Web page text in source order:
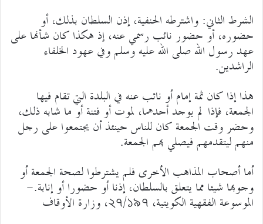
الشرط الثاني: واشترطه الحنفية، إذن السلطان بذلك، أو
حضوره، أو حضور نائب رسمي عنه، إذ هكذا كان شأنها على
عهد رسول الله صلى الله عليه وسلم وفي عهود الخلفاء
الراشدين.
هذا إذا كان ثمة إمام أو نائب عنه في البلدة التي تقام فيها
الجمعة، فإذا لم يوجد أحدهما، لموت أو فتنة أو ما شابه ذلك،
وحضر وقت الجمعة كان للناس حينئذ أن يجتمعوا على رجل
منهم ليتقدمهم فيصلي بهم الجمعة.
أما أصحاب المذاهب الأخرى فلم يشترطوا لصحة الجمعة أو
وجوبها شيئا مما يتعلق بالسلطان، إذنا أو حضورا أو إنابة.-
الموسوعة الفقهية الكويتية، ২৭/১৯৭، وزارة الأوقاف